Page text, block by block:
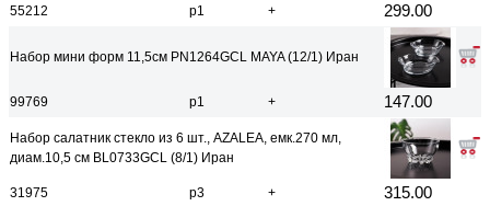
55212 р1 + 299.00
Набор мини форм 11,5см PN1264GCL MAYA (12/1) Иран
99769 р1 + 147.00
Набор салатник стекло из 6 шт., AZALEA, емк.270 мл,
диам.10,5 см BL0733GCL (8/1) Иран
31975 р3 + 315.00